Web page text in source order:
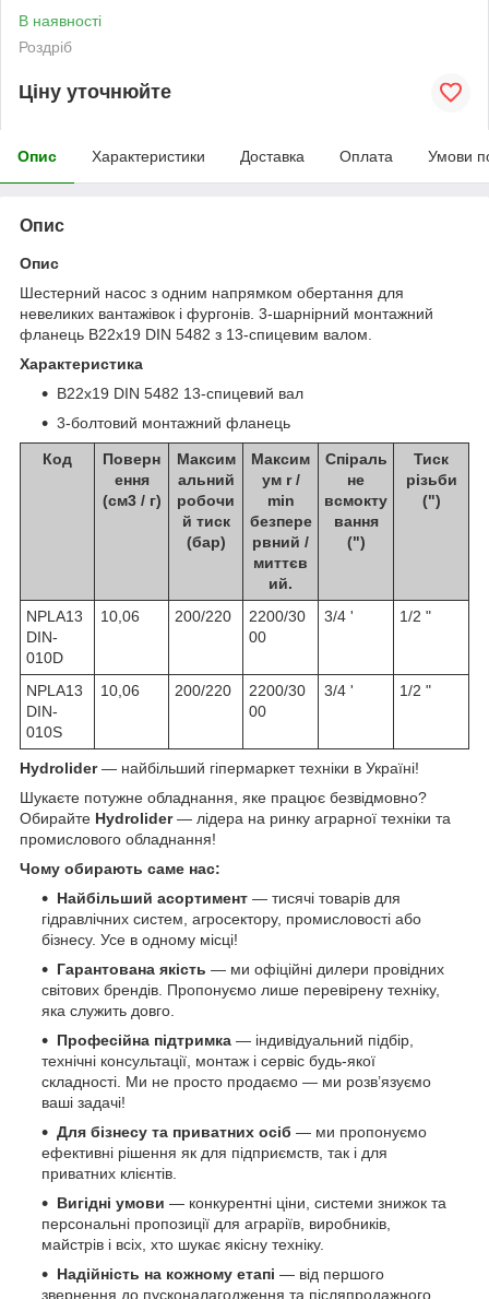
В наявності
Роздріб
Ціну уточнюйте
Опис Характеристики Доставка Оплата Умови
Опис
Опис
Шестерний насос з одним напрямком обертання для
невеликих вантажівок і фургонів. 3-шарнірний монтажний
фланець B22x19 DIN 5482 з 13-спицевим валом.
Характеристика
B22x19 DIN 5482 13-спицевий вал
3-болтовий монтажний фланець
Код
Поверн
ення
(см3 / г)
Максим
альний
робочи
й тиск
(бар)
Максим
ум r /
min
безпере
рвний /
миттєв
ий.
Спіраль
не
всмокту
вання
(")
Тиск
різьби
(")
NPLA13
DIN-
010D
10,06 200/220
2200/30
00
3/4 ' 1/2 "
NPLA13
DIN-
010S
10,06 200/220
2200/30
00
3/4 ' 1/2 "
Hydrolider— найбільший гіпермаркет техніки в Україні!
Шукаєте потужне обладнання, яке працює безвідмовно?
Обирайте Hydrolider— лідера на ринку аграрної техніки та
промислового обладнання!
Чому обирають саме нас:
Найбільший асортимент — тисячі товарів для
гідравлічних систем, агросектору, промисловості або
бізнесу. Усе в одному місці!
Гарантована якість — ми офіційні дилери провідних
світових брендів. Пропонуємо лише перевірену техніку,
яка служить довго.
Професійна підтримка — індивідуальний підбір,
технічні консультації, монтаж і сервіс будь-якої
складності. Ми не просто продаємо — ми розв’язуємо
ваші задачі!
Для бізнесу та приватних осіб — ми пропонуємо
ефективні рішення як для підприємств, так і для
приватних клієнтів.
Вигідні умови — конкурентні ціни, системи знижок та
персональні пропозиції для аграріїв, виробників,
майстрів і всіх, хто шукає якісну техніку.
Надійність на кожному етапі — від першого
звернення до пусконалагодження та післяпродажного